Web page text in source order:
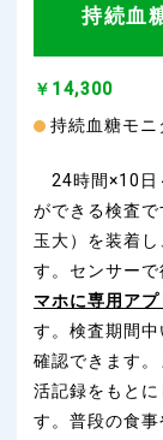
持続血
￥14,300
持続血糖モニ
24時間×10日
ができる検査
玉大）を装着
す。センサーで
マホに専用ア
す。検査期間
確認できます
活記録をもと
す。普段の食